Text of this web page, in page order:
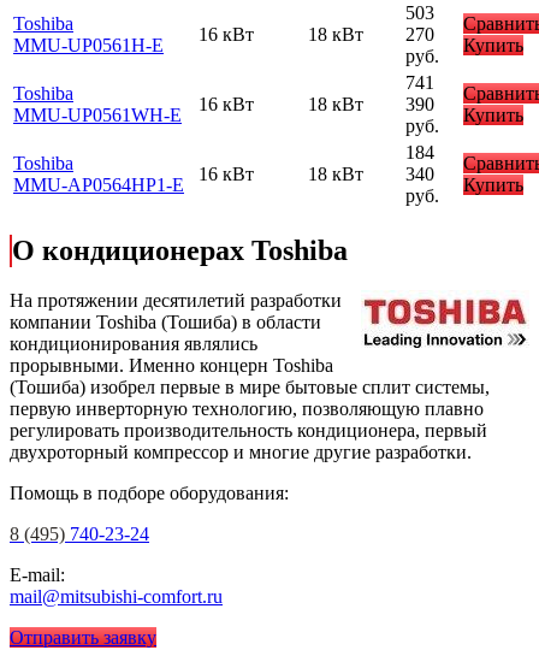
Toshiba
MMU-UP0561H-E
16 кВт 18 кВт
503
270
руб.
Купить
Toshiba
MMU-UP0561WH-E
16 кВт 18 кВт
741
390
руб.
Купить
Toshiba
MMU-AP0564HP1-E
16 кВт 18 кВт
184
340
руб.
Купить
О кондиционерах Toshiba
На протяжении десятилетий разработки
компании Toshiba (Тошиба) в области
кондиционирования являлись
прорывными. Именно концерн Toshiba
(Тошиба) изобрел первые в мире бытовые сплит системы,
первую инверторную технологию, позволяющую плавно
регулировать производительность кондиционера, первый
двухроторный компрессор и многие другие разработки.
Помощь в подборе оборудования:
8 (495) 740-23-24
E-mail:
mail@mitsubishi-comfort.ru
Отправить заявку